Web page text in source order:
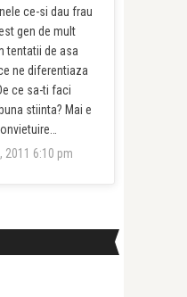
ce-si dau frau
gen de mult
tentatii de asa
ne diferentiaza
ce sa-ti faci
stiinta? Mai e
2011 6:10 pm